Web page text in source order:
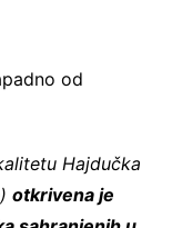
od
Hajdučka
otkrivena je